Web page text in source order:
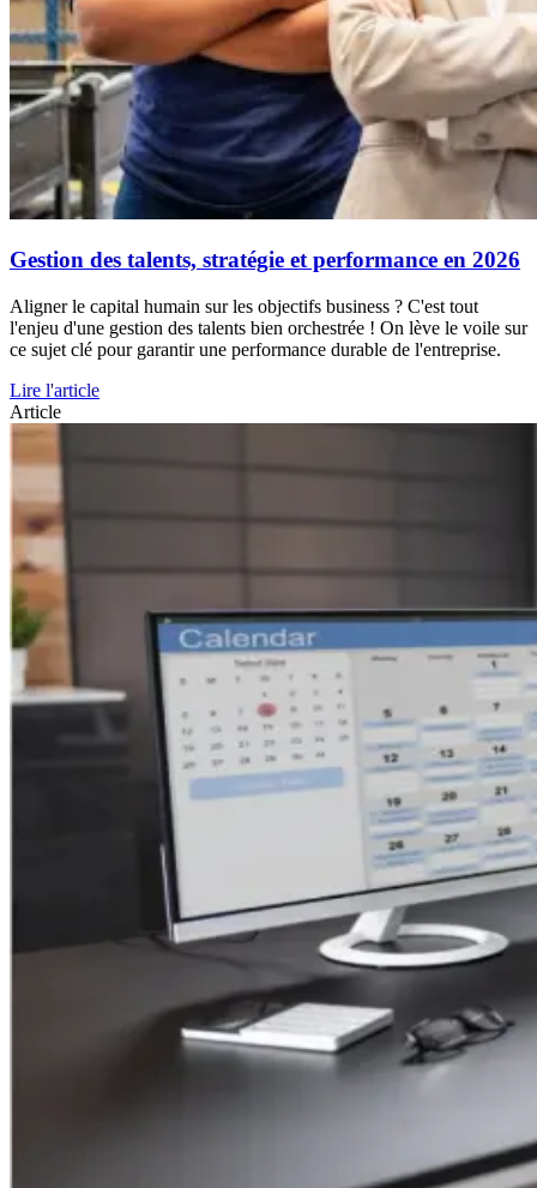
Gestion des talents, stratégie et performance en 2026
Aligner le capital humain sur les objectifs business ? C'est tout
l'enjeu d'une gestion des talents bien orchestrée ! On lève le voile sur
ce sujet clé pour garantir une performance durable de l'entreprise.
Lire l'article
Article